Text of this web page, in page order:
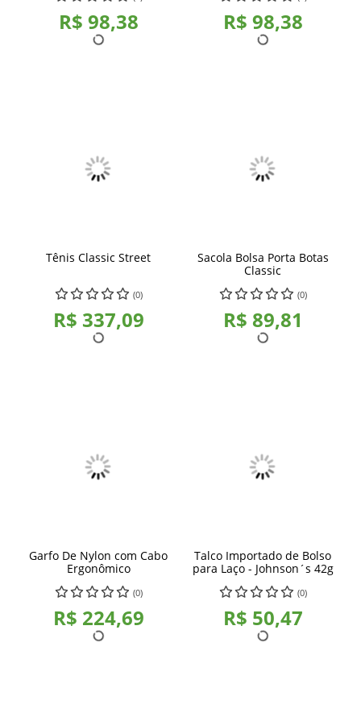
R$ 98,38 R$ 98,38
Tênis Classic Street
(0)
R$ 337,09
Sacola Bolsa Porta Botas
Classic
(0)
R$ 89,81
Garfo De Nylon com Cabo
Ergonômico
(0)
R$ 224,69
Talco Importado de Bolso
para Laço - Johnson´s 42g
(0)
R$ 50,47